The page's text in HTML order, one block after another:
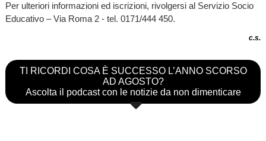
Per ulteriori informazioni ed iscrizioni, rivolgersi al Servizio Socio
Educativo – Via Roma 2 - tel. 0171/444 450.
c.s.
TI RICORDI COSA È SUCCESSO L’ANNO SCORSO
AD AGOSTO?
Ascolta il podcast con le notizie da non dimenticare